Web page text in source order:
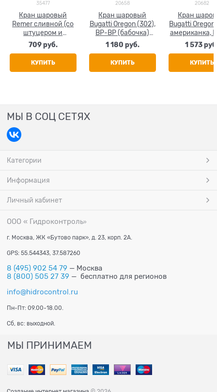
35477
Кран шаровый
Remer сливной (со
штуцером и
заглушкой)
никелированный
1/2"
709 руб.
КУПИТЬ
20658
Кран шаровый
Bugatti Oregon (302),
ВР-ВР (бабочка)
3/4"
1 180 руб.
КУПИТЬ
20682
Кран
Bugatti Oregon
американка,
(бабочка)
1 573
КУПИТЬ
МЫ В СОЦ СЕТЯХ
Категории
Информация
Личный кабинет
ООО « Гидроконтроль»
г. Москва, ЖК «Бутово парк», д. 23, корп. 2А.
GPS: 55.544343, 37.587260
8 (495) 902 54 79 — Москва
8 (800) 505 27 39 — бесплатно для регионов
info@hidrocontrol.ru
Пн-Пт: 09.00-18.00.
Сб, вс: выходной.
МЫ ПРИНИМАЕМ